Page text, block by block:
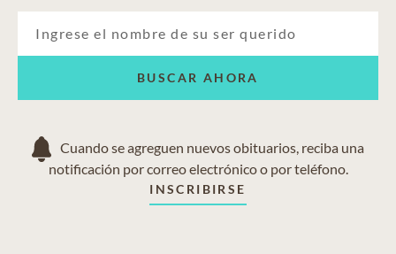
BUSCAR AHORA
Cuando se agreguen nuevos obituarios, reciba una
notificación por correo electrónico o por teléfono.
INSCRIBIRSE